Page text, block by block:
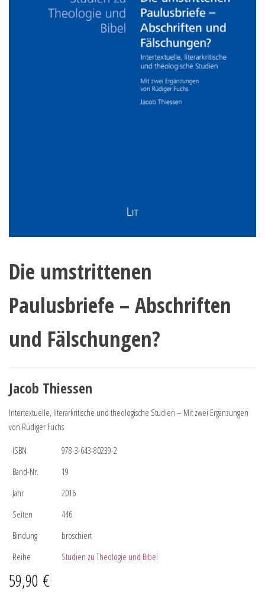
Die umstrittenen
Paulusbriefe – Abschriften
und Fälschungen?
Jacob Thiessen
Intertextuelle, literarkritische und theologische Studien – Mit zwei Ergänzungen
von Rüdiger Fuchs
ISBN
978-3-643-80239-2
Band-Nr.
19
Jahr
2016
Seiten
446
Bindung
broschiert
Reihe
Studien zu Theologie und Bibel
59,90 €